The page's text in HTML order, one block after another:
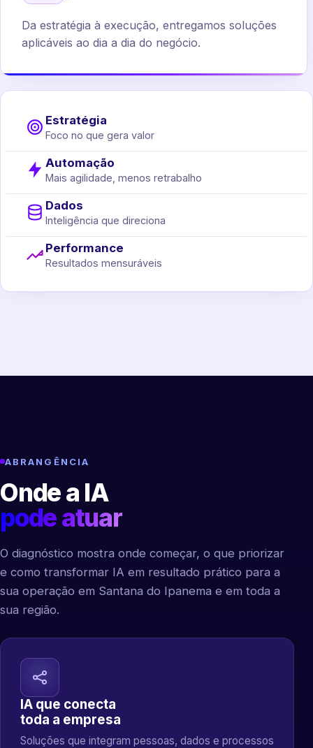
Da estratégia à execução, entregamos soluções
aplicáveis ao dia a dia do negócio.
Estratégia
Foco no que gera valor
Automação
Mais agilidade, menos retrabalho
Dados
Inteligência que direciona
Performance
Resultados mensuráveis
ABRANGÊNCIA
Onde a IA
pode atuar
O diagnóstico mostra onde começar, o que priorizar
e como transformar IA em resultado prático para a
sua operação em Santana do Ipanema e em toda a
sua região.
IA que conecta
toda a empresa
Soluções que integram pessoas, dados e processos